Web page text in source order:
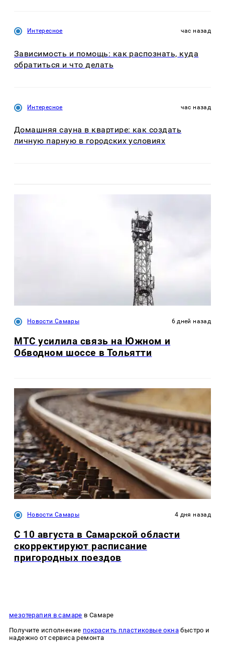
Интересное час назад
Зависимость и помощь: как распознать, куда
обратиться и что делать
Интересное час назад
Домашняя сауна в квартире: как создать
личную парную в городских условиях
Новости Самары 6 дней назад
МТС усилила связь на Южном и
Обводном шоссе в Тольятти
Новости Самары 4 дня назад
С 10 августа в Самарской области
скорректируют расписание
пригородных поездов
мезотерапия в самаре в Самаре
Получите исполнение покрасить пластиковые окнабыстро и
надежно от сервиса ремонта